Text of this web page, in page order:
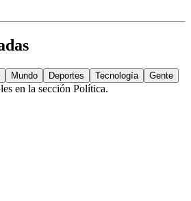
Mundo Deportes Tecnología Gente
en la sección Política.